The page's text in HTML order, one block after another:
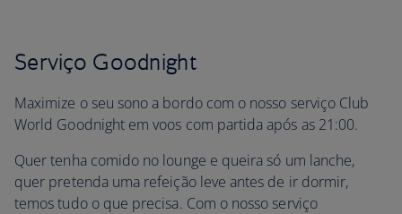
Serviço Goodnight
Maximize o seu sono a bordo com o nosso serviço Club
World Goodnight em voos com partida após as 21:00.
Quer tenha comido no lounge e queira só um lanche,
quer pretenda uma refeição leve antes de ir dormir,
temos tudo o que precisa. Com o nosso serviço